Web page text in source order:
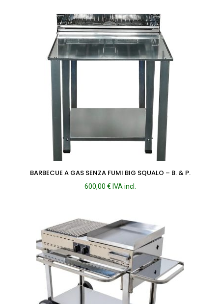
prezzo:
da
410,00 €
a
474,00 €
BARBECUE A GAS SENZA FUMI BIG SQUALO – B. & P.
600,00 € IVA incl.